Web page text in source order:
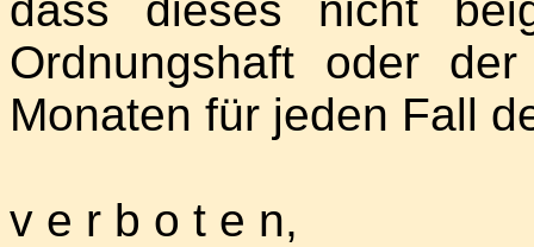
Ordnungshaft oder
Monaten für jeden Fall
v e r b o t e n,